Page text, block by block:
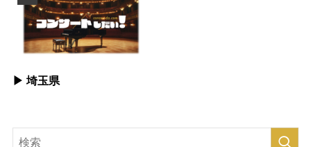
▶︎ 埼玉県